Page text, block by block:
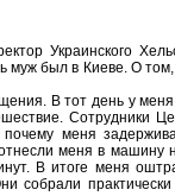
Украинского
муж был в Киеве. О
В тот день у
Сотрудники
меня
меня в машину
В итоге меня
собрали